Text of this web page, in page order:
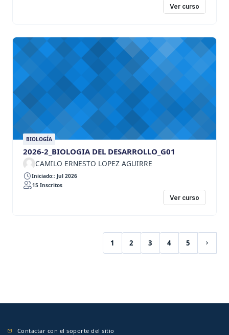
Ver curso
BIOLOGÍA
2026-2_BIOLOGIA DEL DESARROLLO_G01
CAMILO ERNESTO LOPEZ AGUIRRE
Iniciado:: Jul 2026
15 Inscritos
Ver curso
1
(current)
2 3 4 5
Contactar con el soporte del sitio